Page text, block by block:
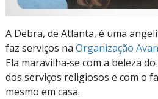
A Debra, de Atlanta, é uma
faz serviços na Organização
Ela maravilha‑se com a beleza
dos serviços religiosos e com o
mesmo em casa.